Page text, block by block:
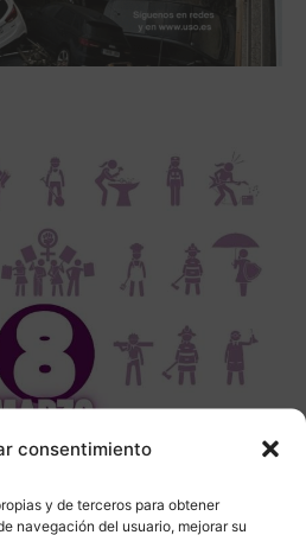
consentimiento
y de terceros para obtener
navegación del usuario, mejorar su